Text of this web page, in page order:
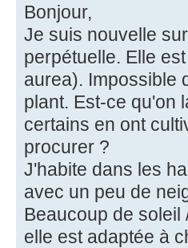
Bonjour,
Je suis nouvelle
perpétuelle. Elle
aurea). Impossible
plant. Est-ce qu'on
certains en ont
procurer ?
J'habite dans les
avec un peu de
Beaucoup de
elle est adaptée à